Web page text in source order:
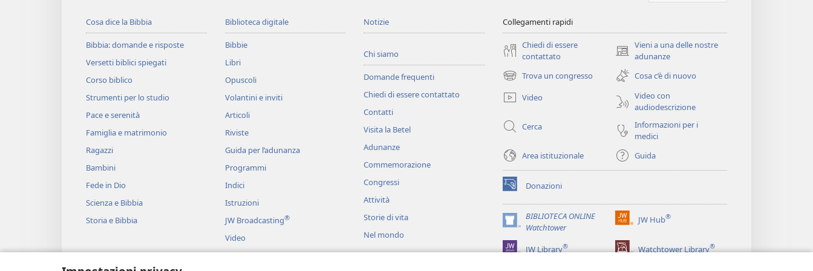
Cosa dice la Bibbia
Bibbia: domande e risposte
Versetti biblici spiegati
Corso biblico
Strumenti per lo studio
Pace e serenità
Famiglia e matrimonio
Ragazzi
Bambini
Fede in Dio
Scienza e Bibbia
Storia e Bibbia
Biblioteca digitale
Bibbie
Libri
Opuscoli
Volantini e inviti
Articoli
Riviste
Guida per l’adunanza
Programmi
Indici
Istruzioni
JW Broadcasting®
Video
Musica
Notizie
Chi siamo
Domande frequenti
Chiedi di essere contattato
Contatti
Visita la Betel
Adunanze
Commemorazione
Congressi
Attività
Storie di vita
Nel mondo
Collegamenti rapidi
Chiedi di essere
contattato
Vieni a una delle nostre
adunanze
(apre
una
nuova
finestra)
Trova un congresso
(apre
una
nuova
Cosa c’è di nuovo
Video
Video con
audiodescrizione
Cerca
Informazioni per i
medici
Area istituzionale
Guida
Donazioni
(apre
una
nuova
finestra)
BIBLIOTECA ONLINE
Watchtower
(apre
una
nuova
JW Hub®
(apre
nuova
JW Library® Watchtower Library®